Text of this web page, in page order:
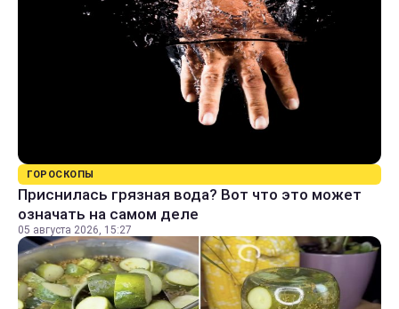
ГОРОСКОПЫ
Приснилась грязная вода? Вот что это может
означать на самом деле
05 августа 2026, 15:27